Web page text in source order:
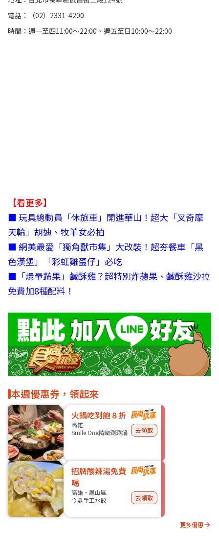
電話：（02）2331-4200
時間：週一至四11:00～22:00、週五至日10:00～22:00
【看更多】
■玩具總動員「休旅車」開進華山！超大「叉奇摩
天輪」胡迪、牧羊女必拍
■網美最愛「獨角獸市集」大改裝！超夯餐車「黑
色漢堡」「彩虹雞蛋仔」必吃
■ 「爆量蔬果」鹹酥雞？超特別炸蘋果、鹹酥雞沙拉
免費加8種配料！
本週優惠券，領起來
火鍋吃到飽８折
高雄
Smile One精緻涮涮鍋
去領取
招牌酸辣湯免費
喝
高雄・鳳山區
今鼎手工水餃
去領取
更多優惠